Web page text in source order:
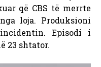
që CBS të merrte
loja. Produksioni
Episodi i
23 shtator.